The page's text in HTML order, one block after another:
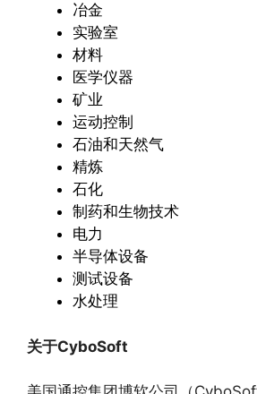
冶金
实验室
材料
医学仪器
矿业
运动控制
石油和天然气
精炼
石化
制药和生物技术
电力
半导体设备
测试设备
水处理
关于CyboSoft